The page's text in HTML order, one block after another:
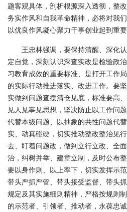
题客观具体，剖析根源深入透彻，整
务实作风和自我革命精神，必将对我
以优良作风凝心聚力干事创业起到重要
王忠林强调，要保持清醒、深化
定自觉，深刻认识深查实改是检验政
习教育成效的重要标准、是打开工作
的实际行动推进落实、改进工作。要
实做到问题查摆清仓见底，标准要高
见人见事见思想，坚决防止以工作问
代替本级问题、以抽象的共性问题代
实、动真碰硬，切实推动整改整治见
去、盯着问题改，做到立行立改、全
治，纠树并举、建章立制，及时公布
要以身作则、以上率下，切实发挥示
带头严抓严管、带头接受监督、带头
规定及其实施细则精神，严格按规则
的示范者、引领者、推动者，永葆忠